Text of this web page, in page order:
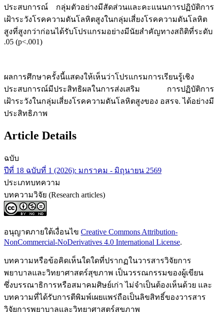
ประสบการณ์ กลุ่มตัวอย่างมีสัดส่วนและคะแนนการปฏิบัติการ
เฝ้าระวังโรคความดันโลหิตสูงในกลุ่มเสี่ยงโรคความดันโลหิต
สูงที่สูงกว่าก่อนได้รับโปรแกรมอย่างมีนัยสำคัญทางสถิติที่ระดับ
.05 (p<.001)
ผลการศึกษาครั้งนี้แสดงให้เห็นว่าโปรแกรมการเรียนรู้เชิง
ประสบการณ์มีประสิทธิผลในการส่งเสริม การปฏิบัติการ
เฝ้าระวังในกลุ่มเสี่ยงโรคความดันโลหิตสูงของ อสรจ. ได้อย่างมี
ประสิทธิภาพ
Article Details
ฉบับ
ปีที่ 18 ฉบับที่ 1 (2026): มกราคม - มิถุนายน 2569
ประเภทบทความ
บทความวิจัย (Research articles)
อนุญาตภายใต้เงื่อนไข Creative Commons Attribution-
NonCommercial-NoDerivatives 4.0 International License.
บทความหรือข้อคิดเห็นใดใดที่ปรากฏในวารสารวิจัยการ
พยาบาลและวิทยาศาสตร์สุขภาพ เป็นวรรณกรรมของผู้เขียน
ซึ่งบรรณาธิการหรือสมาคมศิษย์เก่า ไม่จำเป็นต้องเห็นด้วย และ
บทความที่ได้รับการตีพิมพ์เผยแพร่ถือเป็นลิขสิทธิ์ของวารสาร
วิจัยการพยาบาลและวิทยาศาสตร์สุขภาพ